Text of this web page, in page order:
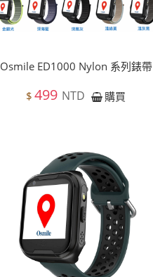
Osmile ED1000 Nylon 系列錶帶
$ 499 NTD 購買